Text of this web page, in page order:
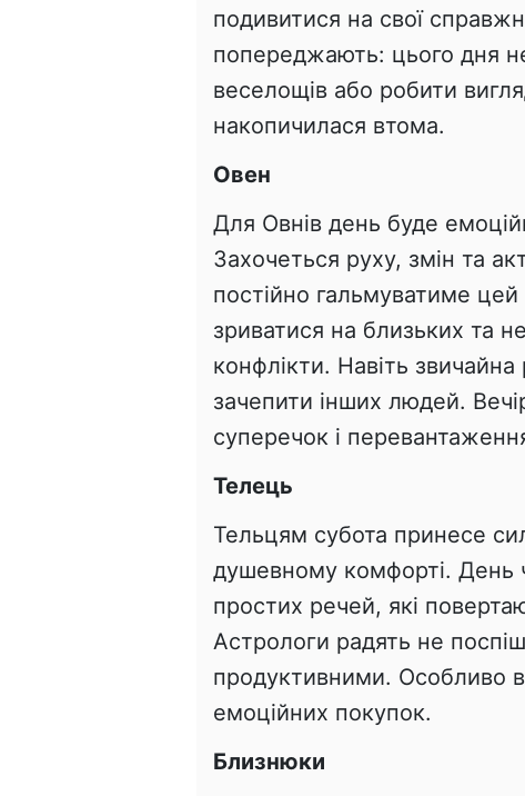
подивитися на свої
попереджають: цього дня
веселощів або робити
накопичилася втома.
Овен
Для Овнів день буде
Захочеться руху, змін та
постійно гальмуватиме
зриватися на близьких та
конфлікти. Навіть
зачепити інших людей.
суперечок і
Телець
Тельцям субота принесе
душевному комфорті. День
простих речей, які
Астрологи радять не
продуктивними. Особливо
емоційних покупок.
Близнюки